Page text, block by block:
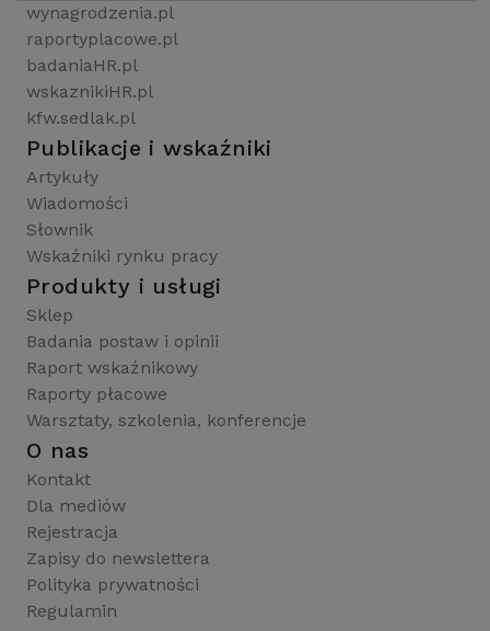
wynagrodzenia.pl
raportyplacowe.pl
badaniaHR.pl
wskaznikiHR.pl
kfw.sedlak.pl
Publikacje i wskaźniki
Artykuły
Wiadomości
Słownik
Wskaźniki rynku pracy
Produkty i usługi
Sklep
Badania postaw i opinii
Raport wskaźnikowy
Raporty płacowe
Warsztaty, szkolenia, konferencje
O nas
Kontakt
Dla mediów
Rejestracja
Zapisy do newslettera
Polityka prywatności
Regulamin